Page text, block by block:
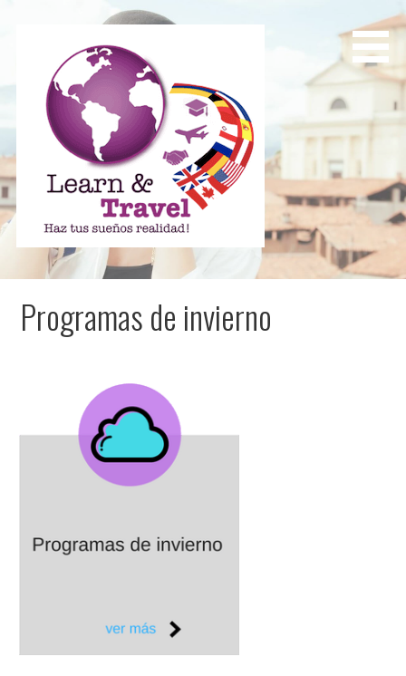
Learn and Travel
Agencia de Internacionalización Académica
Programas de invierno